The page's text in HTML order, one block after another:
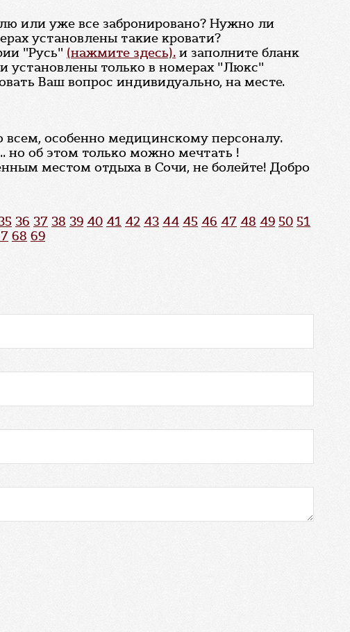
или уже все забронировано? Нужно ли
установлены такие кровати?
"Русь" (нажмите здесь). и заполните бланк
установлены только в номерах "Люкс"
Ваш вопрос индивидуально, на месте.
всем, особенно медицинскому персоналу.
но об этом только можно мечтать !
местом отдыха в Сочи, не болейте! Добро
36 37 38 39 40 41 42 43 44 45 46 47 48 49 50 51
68 69